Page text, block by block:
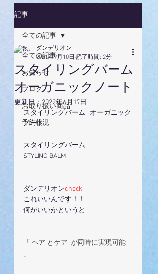
記事
全ての記事
お知らせ
ブログ
お取り扱い商品
予約状況
全ての記事
スタイリングバーム
オーガニックノート
ダンデリオン
2021年9月10日 読了時間: 2分
更新日：2022年6月17日
スタイリングバーム   オーガニック
ノート
スタイリングバーム
STYLING BALM
ダンデリオンcheck
これいいんです！！
何がいいかというと
「 ヘア とケア  が同時に実現可能
」